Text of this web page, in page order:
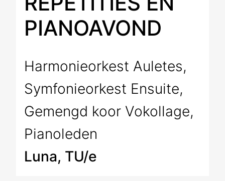
PIANOAVOND
Harmonieorkest Auletes,
Symfonieorkest Ensuite,
Gemengd koor Vokollage,
Pianoleden
Luna, TU/e